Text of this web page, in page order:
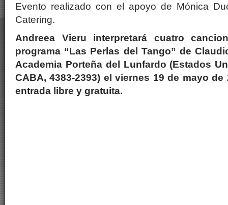
Evento realizado con el apoyo de Mónica
Catering.
Andreea Vieru interpretará cuatro
programa “Las Perlas del Tango” de
Academia Porteña del Lunfardo (Estados
CABA, 4383-2393) el viernes 19 de mayo
entrada libre y gratuita.